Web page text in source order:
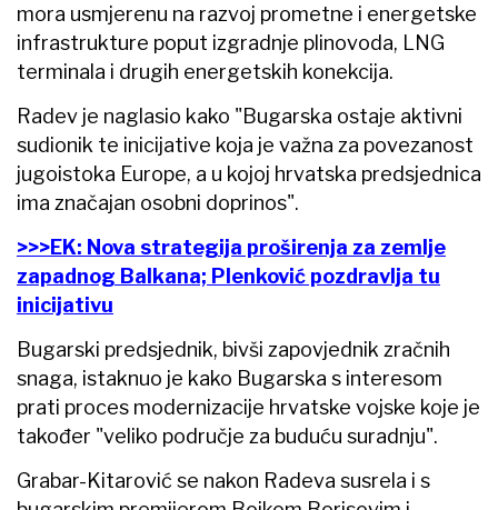
mora usmjerenu na razvoj prometne i energetske
infrastrukture poput izgradnje plinovoda, LNG
terminala i drugih energetskih konekcija.
Radev je naglasio kako "Bugarska ostaje aktivni
sudionik te inicijative koja je važna za povezanost
jugoistoka Europe, a u kojoj hrvatska predsjednica
ima značajan osobni doprinos".
>>>EK: Nova strategija proširenja za zemlje
zapadnog Balkana; Plenković pozdravlja tu
inicijativu
Bugarski predsjednik, bivši zapovjednik zračnih
snaga, istaknuo je kako Bugarska s interesom
prati proces modernizacije hrvatske vojske koje je
također "veliko područje za buduću suradnju".
Grabar-Kitarović se nakon Radeva susrela i s